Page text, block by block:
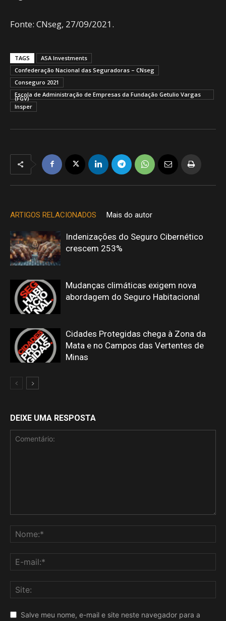
Fonte: CNseg, 27/09/2021.
TAGS
ASA Investments
Confederação Nacional das Seguradoras – CNseg
Conseguro 2021
Escola de Administração de Empresas da Fundação Getulio Vargas
(FGV)
Insper
ARTIGOS RELACIONADOS Mais do autor
Indenizações do Seguro Cibernético
crescem 253%
Mudanças climáticas exigem nova
abordagem do Seguro Habitacional
Cidades Protegidas chega à Zona da
Mata e no Campos das Vertentes de
Minas
DEIXE UMA RESPOSTA
Salve meu nome, e-mail e site neste navegador para a